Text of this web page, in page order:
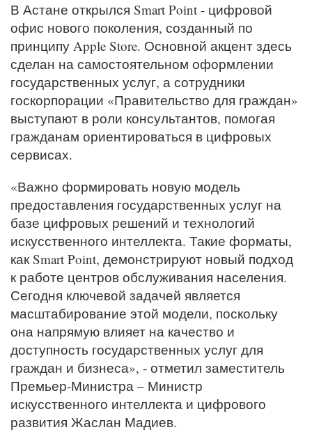
В Астане открылся Smart Point - цифровой
офис нового поколения, созданный по
принципу Apple Store. Основной акцент здесь
сделан на самостоятельном оформлении
государственных услуг, а сотрудники
госкорпорации «Правительство для граждан»
выступают в роли консультантов, помогая
гражданам ориентироваться в цифровых
сервисах.
«Важно формировать новую модель
предоставления государственных услуг на
базе цифровых решений и технологий
искусственного интеллекта. Такие форматы,
как Smart Point, демонстрируют новый подход
к работе центров обслуживания населения.
Сегодня ключевой задачей является
масштабирование этой модели, поскольку
она напрямую влияет на качество и
доступность государственных услуг для
граждан и бизнеса», - отметил заместитель
Премьер-Министра – Министр
искусственного интеллекта и цифрового
развития Жаслан Мадиев.